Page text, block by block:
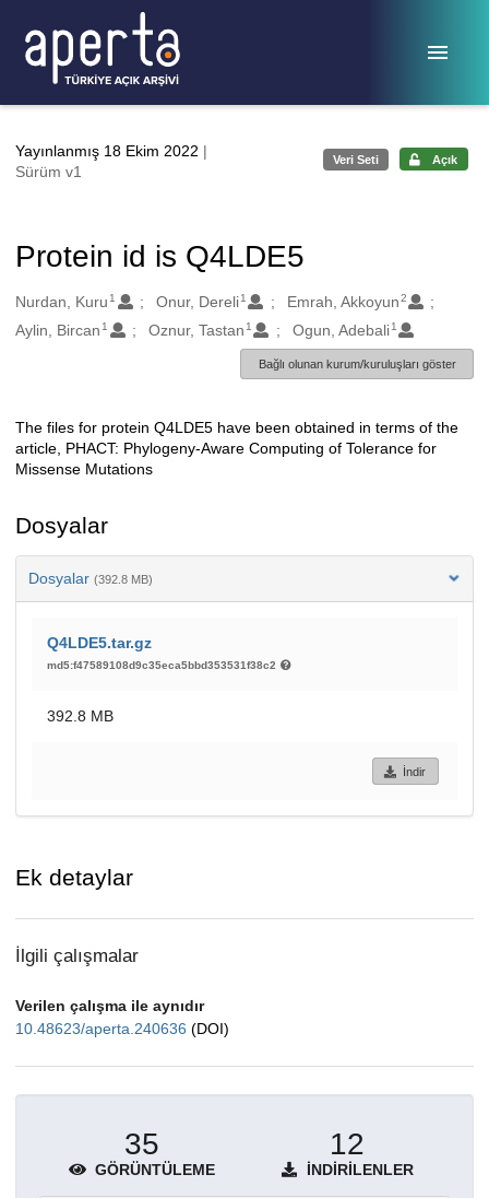
Yayınlanmış 18 Ekim 2022 |
Sürüm v1
Veri Seti Açık
Protein id is Q4LDE5
Oluşturanlar
Nurdan, Kuru 1 Onur, Dereli 1 Emrah, Akkoyun2
Aylin, Bircan 1 Oznur, Tastan 1 Ogun, Adebali 1
Bağlı olunan kurum/kuruluşları göster
Açıklama
The files for protein Q4LDE5 have been obtained in terms of the
article, PHACT: Phylogeny-Aware Computing of Tolerance for
Missense Mutations
Dosyalar
Dosyalar (392.8 MB)
Q4LDE5.tar.gz
md5:f47589108d9c35eca5bbd353531f38c2
392.8 MB
İndir
Ek detaylar
İlgili çalışmalar
Verilen çalışma ile aynıdır
10.48623/aperta.240636 (DOI)
35
GÖRÜNTÜLEME
12
İNDIRILENLER